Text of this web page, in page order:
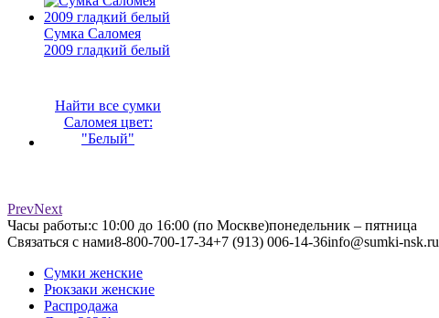
Сумка Саломея
2009 гладкий белый
Найти все сумки
Саломея цвет:
"Белый"
PrevNext
Часы работы:с 10:00 до 16:00 (по Москве)понедельник – пятница
Связаться с нами8-800-700-17-34+7 (913) 006-14-36info@sumki-nsk.ru
Сумки женские
Рюкзаки женские
Распродажа